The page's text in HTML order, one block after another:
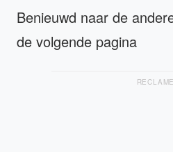
Benieuwd naar de
de volgende pagina
RECLAME